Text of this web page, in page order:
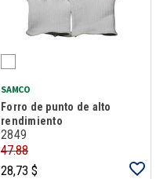
SAMCO
Forro de punto de alto
rendimiento
2849
47.88
28,73 $